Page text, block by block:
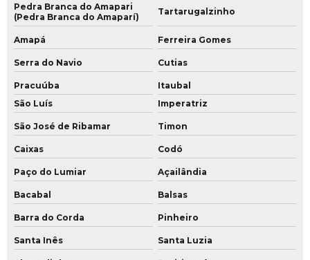
Pedra Branca do Amapari
(Pedra Branca do Amaparí)
Tartarugalzinho
Amapá Ferreira Gomes
Serra do Navio Cutias
Pracuúba
Itaubal
São Luís
Imperatriz
São José de Ribamar Timon
Caixas Codó
Paço do Lumiar Açailândia
Bacabal Balsas
Barra do Corda Pinheiro
Santa Inês Santa Luzia